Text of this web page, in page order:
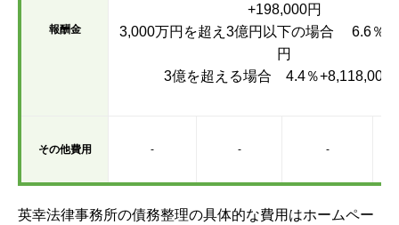
報酬金
+198,000円
3,000万円を超え3億円以下の場合 6.6％
円
3億を超える場合 4.4％+8,118,000
その他費用 - - -
英幸法律事務所の債務整理の具体的な費用はホームペー